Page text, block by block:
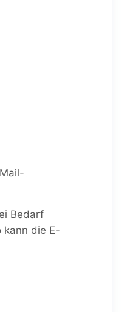
Bedarf
kann die E-